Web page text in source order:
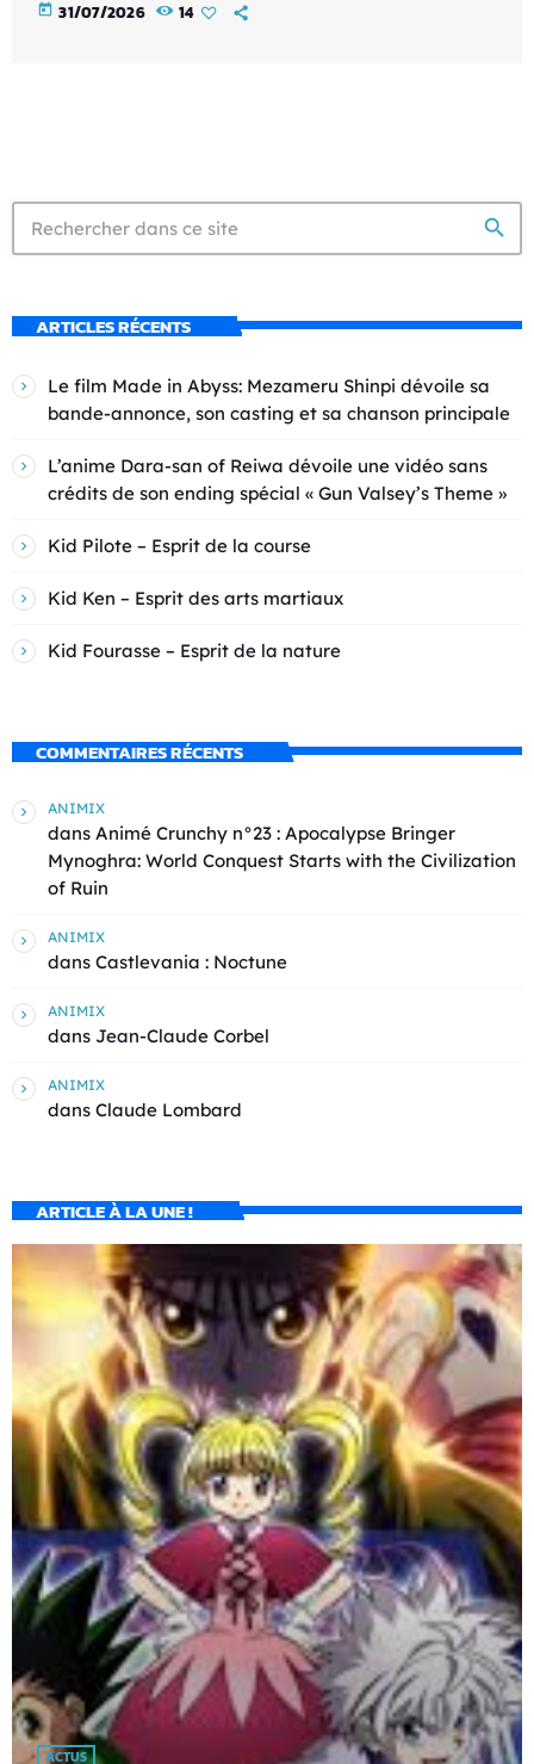
today 31/07/2026 14
search
ARTICLES RÉCENTS
Le film Made in Abyss: Mezameru Shinpi dévoile sa
bande-annonce, son casting et sa chanson principale
L’anime Dara-san of Reiwa dévoile une vidéo sans
crédits de son ending spécial « Gun Valsey’s Theme »
Kid Pilote – Esprit de la course
Kid Ken – Esprit des arts martiaux
Kid Fourasse – Esprit de la nature
COMMENTAIRES RÉCENTS
ANIMIX
dans Animé Crunchy n°23 : Apocalypse Bringer
Mynoghra: World Conquest Starts with the Civilization
of Ruin
ANIMIX
dans Castlevania : Noctune
ANIMIX
dans Jean-Claude Corbel
ANIMIX
dans Claude Lombard
ARTICLE À LA UNE !
ACTUS